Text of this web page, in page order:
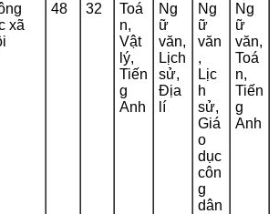
xã
48 32
Toá
n,
Vật
lý,
Tiến
g
Anh
Ng
ữ
văn,
Lịch
sử,
Địa
lí
Ng
ữ
văn
,
Lịc
h
sử,
Giá
o
dục
côn
g
dân
Ng
ữ
văn,
Toá
n,
Tiến
g
Anh